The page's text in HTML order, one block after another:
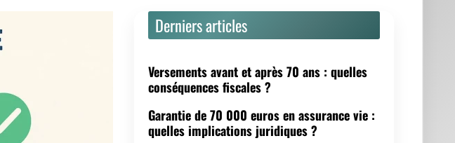
Derniers articles
Versements avant et après 70 ans : quelles
conséquences fiscales ?
Garantie de 70 000 euros en assurance vie :
quelles implications juridiques ?